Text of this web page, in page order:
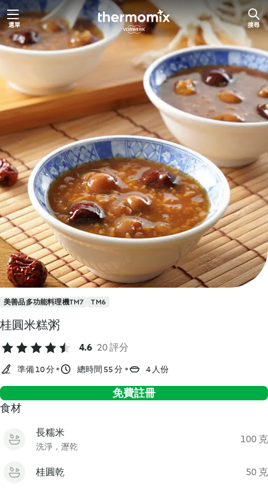
跳
至
主
要
容
選單 搜尋
美善品多功能料理機TM7 TM6
桂圓米糕粥
4.6 20 評分
準備 10 分 總時間 55 分 4 人份
免費註冊
食材
長糯米
洗淨，瀝乾
100 克
桂圓乾 50 克